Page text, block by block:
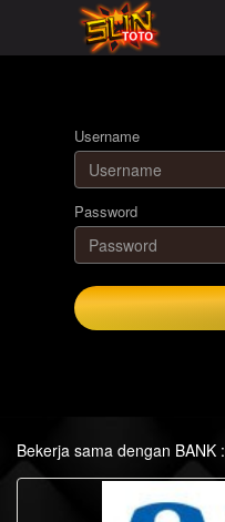
Username
Password
Bekerja sama dengan BANK :